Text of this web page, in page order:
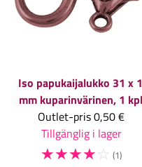
Iso papukaijalukko 31 x
mm kuparinvärinen, 1 kpl
Outlet-pris0,50 €
Tillgänglig i lager
☆☆☆☆☆ (1)